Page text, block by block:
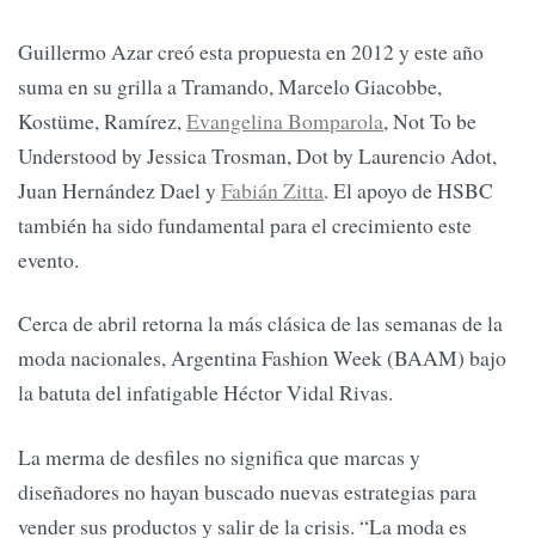
Guillermo Azar creó esta propuesta en 2012 y este año
suma en su grilla a Tramando, Marcelo Giacobbe,
Kostüme, Ramírez,Evangelina Bomparola, Not To be
Understood by Jessica Trosman, Dot by Laurencio Adot,
Juan Hernández Dael y Fabián Zitta. El apoyo de HSBC
también ha sido fundamental para el crecimiento este
evento.
Cerca de abril retorna la más clásica de las semanas de la
moda nacionales, Argentina Fashion Week (BAAM) bajo
la batuta del infatigable Héctor Vidal Rivas.
La merma de desfiles no significa que marcas y
diseñadores no hayan buscado nuevas estrategias para
vender sus productos y salir de la crisis. “La moda es